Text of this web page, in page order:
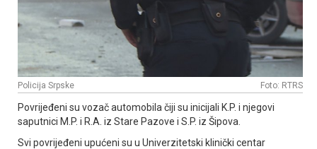
Policija Srpske Foto: RTRS
Povrijeđeni su vozač automobila čiji su inicijali K.P. i njegovi
saputnici M.P. i R.A. iz Stare Pazove i S.P. iz Šipova.
Svi povrijeđeni upućeni su u Univerzitetski klinički centar